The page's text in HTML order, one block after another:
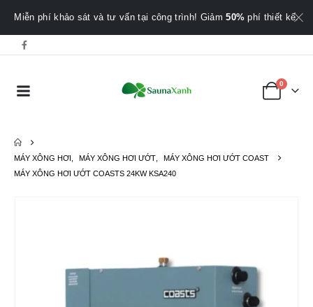
Miễn phí khảo sát và tư vấn tại công trình! Giảm50% phí thiết kế.
0
MÁY XÔNG HƠI MÁY XÔNG HƠI ƯỚT
MÁY XÔNG HƠI ƯỚT COAST
MÁY XÔNG HƠI ƯỚT COASTS 24KW KSA240